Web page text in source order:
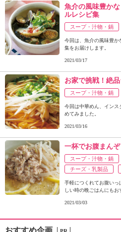
魚介の風味豊か
ルレシピ集
スープ・汁物・鍋
今回は、魚介の風味豊か
集をお届けします。
2021/03/17
お家で挑戦！絶
スープ・汁物・鍋
今回は中華めん、インス
めてみました。
2021/03/16
一杯でお腹まん
スープ・汁物・鍋
チーズ・乳製品
手軽につくれてお腹いっ
しい時の晩ごはんにもお
2021/03/03
おすすめ企画